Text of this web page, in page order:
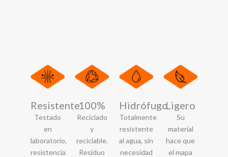
Resistente
Testado
en
laboratorio,
resistencia
100%
Reciclado
y
reciclable.
Residuo
Hidrófugo
Totalmente
resistente
al agua, sin
necesidad
Ligero
Su
material
hace que
el mapa